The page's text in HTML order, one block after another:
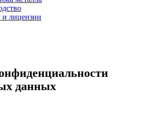
лицензии
данных